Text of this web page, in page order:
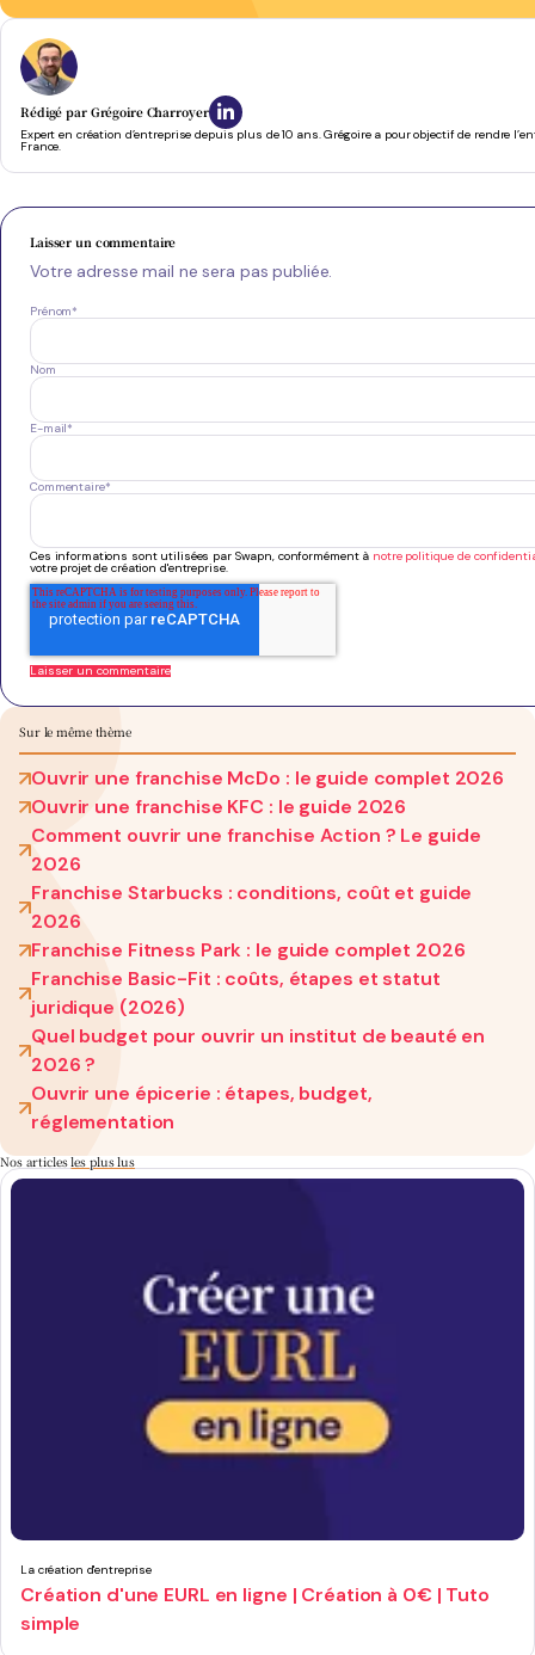
Rédigé par Grégoire Charroyer
Expert en création d’entreprise depuis plus de 10 ans. Grégoire a pour objectif de rendre
France.
Laisser un commentaire
Votre adresse mail ne sera pas publiée.
Prénom*
Nom
E-mail*
Commentaire*
Ces informations sont utilisées par Swapn, conformément à notre politique de
votre projet de création d'entreprise.
Sur le même thème
Ouvrir une franchise McDo : le guide complet 2026
Ouvrir une franchise KFC : le guide 2026
Comment ouvrir une franchise Action ? Le guide
2026
Franchise Starbucks : conditions, coût et guide
2026
Franchise Fitness Park : le guide complet 2026
Franchise Basic-Fit : coûts, étapes et statut
juridique (2026)
Quel budget pour ouvrir un institut de beauté en
2026 ?
Ouvrir une épicerie : étapes, budget,
réglementation
Nos articlesles plus lus
La création d'entreprise
Création d'une EURL en ligne | Création à 0€ | Tuto
simple